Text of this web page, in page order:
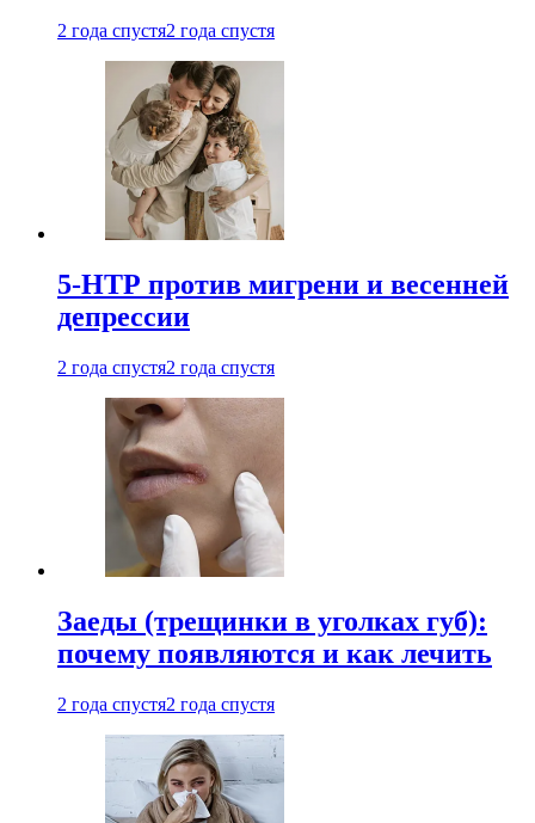
2 года спустя2 года спустя
5-НТР против мигрени и весенней
депрессии
2 года спустя2 года спустя
Заеды (трещинки в уголках губ):
почему появляются и как лечить
2 года спустя2 года спустя